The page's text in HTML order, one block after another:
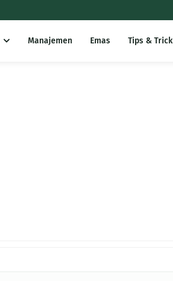
Manajemen Emas Tips & Trick